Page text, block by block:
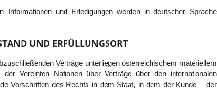
Informationen und Erledigungen werden in deutscher Sprache
UND ERFÜLLUNGSORT
Verträge unterliegen österreichischem materiellem
Vereinten Nationen über Verträge über den internationalen
Vorschriften des Rechts in dem Staat, in dem der Kunde – der